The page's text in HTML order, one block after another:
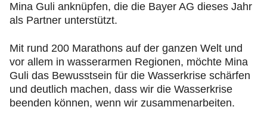
Mina Guli anknüpfen, die die Bayer AG dieses Jahr
als Partner unterstützt.
Mit rund 200 Marathons auf der ganzen Welt und
vor allem in wasserarmen Regionen, möchte Mina
Guli das Bewusstsein für die Wasserkrise schärfen
und deutlich machen, dass wir die Wasserkrise
beenden können, wenn wir zusammenarbeiten.